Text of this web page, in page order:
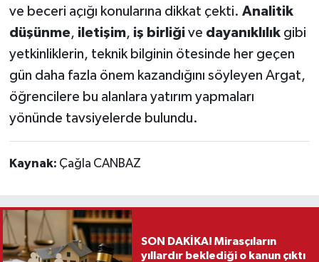
ve beceri açığı konularına dikkat çekti. Analitik
düşünme, iletişim, iş birliğive dayanıklılıkgibi
yetkinliklerin, teknik bilginin ötesinde her geçen
gün daha fazla önem kazandığını söyleyen Argat,
öğrencilere bu alanlara yatırım yapmaları
yönünde tavsiyelerde bulundu.
Kaynak: Çağla CANBAZ
SON DAKİKA! Mirasçıların
yıllardır beklediği o kanun çıktı